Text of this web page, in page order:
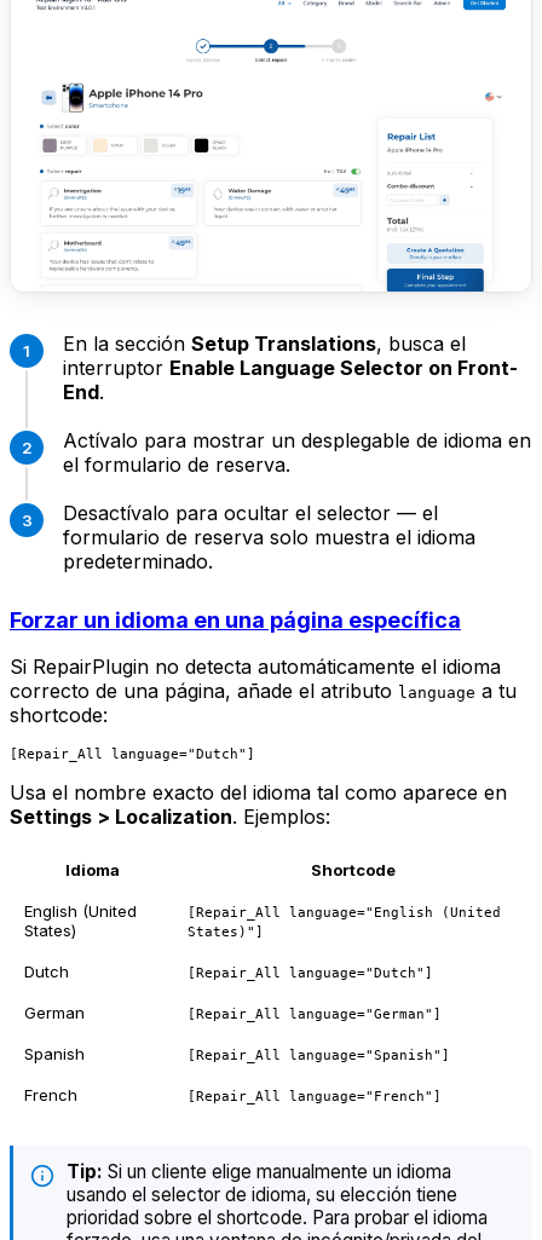
En la sección Setup Translations, busca el
interruptor Enable Language Selector on Front-
End.
Actívalo para mostrar un desplegable de idioma en
el formulario de reserva.
Desactívalo para ocultar el selector — el
formulario de reserva solo muestra el idioma
predeterminado.
Forzar un idioma en una página específica
Si RepairPlugin no detecta automáticamente el idioma
correcto de una página, añade el atributo language a tu
shortcode:
Usa el nombre exacto del idioma tal como aparece en
Settings > Localization. Ejemplos:
Idioma Shortcode
English (United
States)
[Repair_All language="English (United
States)"]
Dutch [Repair_All language="Dutch"]
German [Repair_All language="German"]
Spanish [Repair_All language="Spanish"]
French [Repair_All language="French"]
Tip: Si un cliente elige manualmente un idioma
usando el selector de idioma, su elección tiene
prioridad sobre el shortcode. Para probar el idioma